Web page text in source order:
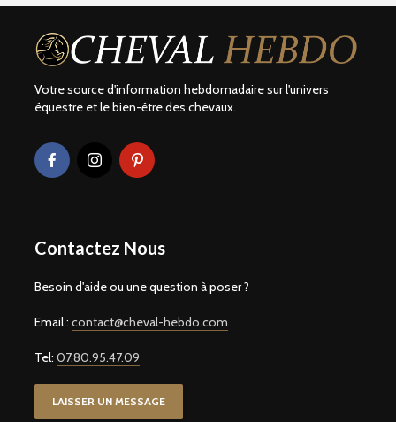
Votre source d'information hebdomadaire sur l'univers
équestre et le bien-être des chevaux.
Contactez Nous
Besoin d'aide ou une question à poser ?
Email : contact@cheval-hebdo.com
Tel: 07.80.95.47.09
LAISSER UN MESSAGE